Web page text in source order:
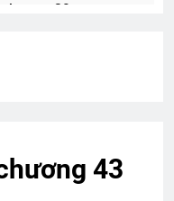
39
43